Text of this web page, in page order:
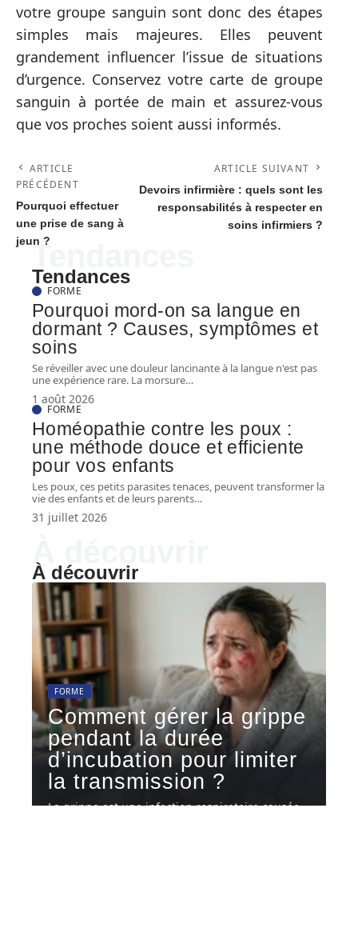
votre groupe sanguin sont donc des étapes
simples mais majeures. Elles peuvent
grandement influencer l’issue de situations
d’urgence. Conservez votre carte de groupe
sanguin à portée de main et assurez-vous
que vos proches soient aussi informés.
ARTICLE
PRÉCÉDENT
Pourquoi effectuer
une prise de sang à
jeun ?
ARTICLE SUIVANT
Devoirs infirmière : quels sont les
responsabilités à respecter en
soins infirmiers ?
Tendances
Tendances
FORME
Pourquoi mord-on sa langue en
dormant ? Causes, symptômes et
soins
Se réveiller avec une douleur lancinante à la langue n'est pas
une expérience rare. La morsure…
1 août 2026
FORME
Homéopathie contre les poux :
une méthode douce et efficiente
pour vos enfants
Les poux, ces petits parasites tenaces, peuvent transformer la
vie des enfants et de leurs parents…
31 juillet 2026
À découvrir
FORME
Comment gérer la grippe
pendant la durée
d’incubation pour limiter
la transmission ?
La grippe est une infection respiratoire causée